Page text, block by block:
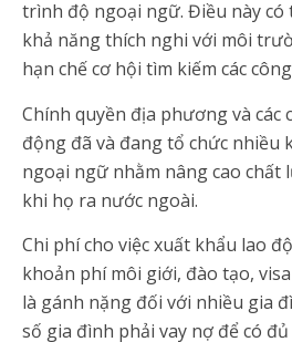
trình độ ngoại ngữ. Điều này có
khả năng thích nghi với môi
hạn chế cơ hội tìm kiếm các
Chính quyền địa phương và các
động đã và đang tổ chức nhiều
ngoại ngữ nhằm nâng cao
khi họ ra nước ngoài.
Chi phí cho việc xuất khẩu lao
khoản phí môi giới, đào tạo,
là gánh nặng đối với nhiều gia
số gia đình phải vay nợ để có